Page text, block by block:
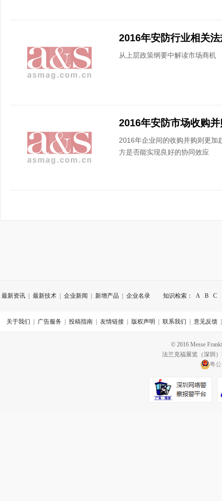
从上层政策纲要中解读市场商机
2016年企业间的收购并购则更加
方是否能实现良好的协同效应
最新资讯 最新技术 企业新闻 新增产品 企业名录 知识检索： A B C
关于我们 广告服务 投稿指南 友情链接 版权声明 联系我们 意见反馈
© 2016 Messe
法兰克福展览（深圳
粤